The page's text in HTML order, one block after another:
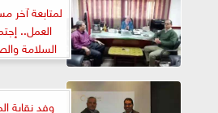
لمتابعة
العمل..
السلامة
وفد نقابة